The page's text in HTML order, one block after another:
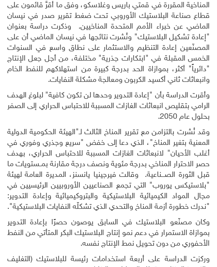
المناخية المقررة في قمتي باريس وغلاسكو، وفق ما أقرَّ قائمون على
قطاع صناعة البلاستيك الأوروبي تحت ضغط تقرير صدر في نيسان
الماضي عن خبراء الأمم المتحدة المناخيين. وذكرت دراسة بعنوان
"إعادة تشكيل البلاستيك" ونُشرت نتائجها في نيسان الماضي أن على
المصنّعين إعادة التنظيم والاستثمار على نطاق واسع في السنوات
الخمس المقبلة في "ابتكارات جذرية" مختلفة، من أجل جعل الإنتاج
"دائرياً" أكثر، بموازاة الحد بدرجة كبيرة من استهلاكهم للنفط الخام
وانبعاثات ثاني أكسيد الكربون ومعالجة مشكلة النفايات.
وأقرت الدراسة بأن "إعادة التدوير وحدها لن تكون كافية" لبلوغ الهدف
الرامي بتقليص انبعاثات الغازات المسببة للاحتباس الحراري إلى الصفر
بحلول عام 2050.
وقد نُشرت بالتزامن مع تقرير المناخ الثالث لـ"الهيئة الحكومية الدولية
المعنية بتغير المناخ"، الذي دعا إلى خفض "سريع وجذري وفوري في
أغلب الأحيان" لانبعاثات الغازات المسببة للاحتباس الحراري، بهدف
حصر الاحترار المناخي بدرجة مئوية ونصف درجة مقارنة بمــستويات ما
قبل الثورة الصـــناعية. وقالت فيرجينيا يانسنز، المديرة العامة لهيئة
"بلاستيكس يوروب" التي تجمع الصناعيين الأوروبيين الرئيسيين في
مجال المواد الكيميائية البلاستيكية والبتروكيميائية وإعادة التدوير:
"ندرك خطورة أزمة المناخ والتحدي الذي تشكلّه النفايات البلاستيكية".
وكان مصنّعو البلاستيك في السابق يوصون حصرًا بإعادة التدوير
بموازاة الاستمرار في دعم نمو إنتاج البلاستيك البكر المتأتي من النفط
الأحفوري من دون تحويل نمط الإنتاج نفسه.
وركزت الدراسة على أربعة استخدامات رئيسة للبلاستيك (التغليف